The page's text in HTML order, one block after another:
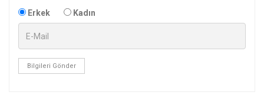
Erkek Kadın
Bilgileri Gönder